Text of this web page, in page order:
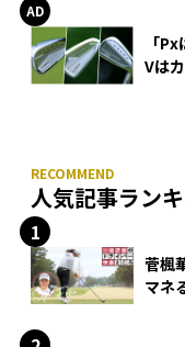
「
Vは
人気記事ラン
菅楓
マネ